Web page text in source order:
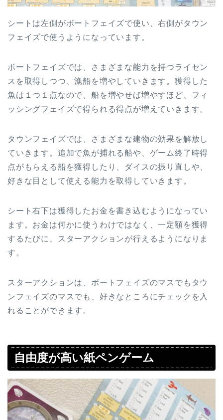
シートは左側がボートフェイズで使い、右側がタウン
フェイズで使うようになっています。
ボートフェイズでは、さまざまな能力を持つライセン
スを取得しつつ、漁船を増やしていきます。獲得した
魚は１つ１点なので、船を増やせば増やすほど、フィ
ッシングフェイズで得られる得点が増えていきます。
タウンフェイズでは、さまざまな建物の効果を解放し
ていきます。追加で魚が捕れる船や、ゲーム終了時得
点がもらえる船を獲得したり、ダイスの振り直しや、
好きな目として使える能力を取得していきます。
シート右下は獲得したお金を書き込むようになってい
ます。お金は何かに使うわけではなく、一定額を獲得
するたびに、スターアクションが行えるようになりま
す。
スターアクションは、ボートフェイズのマスでもタウ
ンフェイズのマスでも、好きなところにチェックを入
れることができます。
自由度が高い紙ペンゲーム